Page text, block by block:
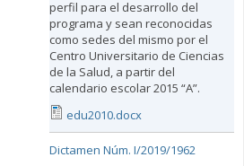
perfil para el desarrollo del
programa y sean reconocidas
como sedes del mismo por el
Centro Universitario de Ciencias
de la Salud, a partir del
calendario escolar 2015 “A”.
edu2010.docx
Dictamen Núm. I/2019/1962